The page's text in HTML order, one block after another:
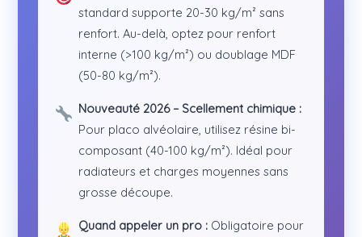
standard supporte 20-30 kg/m² sans
renfort. Au-delà, optez pour renfort
interne (>100 kg/m²) ou doublage MDF
(50-80 kg/m²).
Nouveauté 2026 – Scellement chimique :
Pour placo alvéolaire, utilisez résine bi-
composant (40-100 kg/m²). Idéal pour
radiateurs et charges moyennes sans
grosse découpe.
Quand appeler un pro : Obligatoire pour